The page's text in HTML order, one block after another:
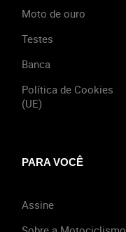
Moto de ouro
Testes
Banca
Política de Cookies
(UE)
PARA VOCÊ
Assine